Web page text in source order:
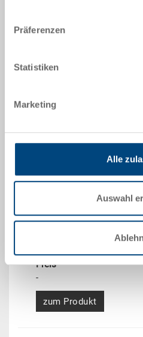
Präferenzen
Statistiken
Marketing
Alle
Auswahl
Palettenbehälter PALOXE
Palettenbehälter PALOXE
Masse
1200 x 1000 x 807 mm
Bestell Nr.
3-624-400.7000.0202
ab 1 Stück
Preis
-
zum Produkt